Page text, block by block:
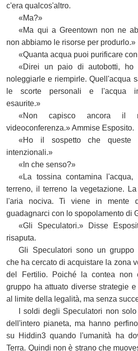
c'era qualcos'altro.
«Ma?»
«Ma qui a Greentown non ne
non abbiamo le risorse per produrlo.»
«Quanta acqua puoi purificare
«Direi un paio di autobotti,
noleggiarle e riempirle. Quell'acqua
le scorte personali e l'acqua
esaurite.»
«Non capisco ancora il
videoconferenza.» Ammise Esposito.
«Ho il sospetto che queste
intenzionali.»
«In che senso?»
«La tossina contamina l'acqua,
terreno, il terreno la vegetazione.
l'aria nociva. Ti viene in mente
guadagnarci con lo spopolamento di
«Gli Speculatori.» Disse
risaputa.
Gli Speculatori sono un gruppo
che ha cercato di acquistare la zona
del Fertilio. Poiché la contea non
gruppo ha attuato diverse strategie
al limite della legalità, ma senza
I soldi degli Speculatori non
dell'intero pianeta, ma hanno
su Hiddin3 quando l'umanità ha
Terra. Quindi non è strano che